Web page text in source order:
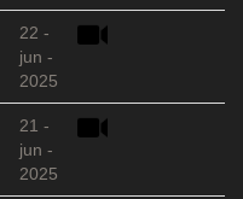
22 -
jun -
2025
21 -
jun -
2025